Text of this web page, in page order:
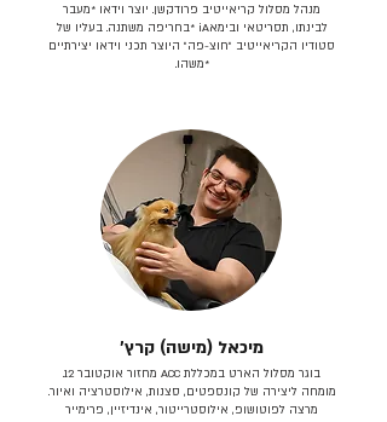
מנהל מסלול קריאייטיב פרודקשן. יוצר וידאו *מעבר
לבינתו, תסריטאי וב​ימאiA‎ *בחריפה משתנה. בעליו של
סטודיו הקריאייטיב ״חוצ-פה״ היוצר תכני וידאו יצירתיים
*משהו.
מיכאל (מישה) קרץ׳
בוגר מסלול הארט במכללת ACC מחזור אוקטובר 12.
מומחה ליצירה של קונספטים, סצנות, אילוסטרציה ואיור.
מרצה לפוטושופ, אילוסטרייטור, אינדיזיין, פרימייר